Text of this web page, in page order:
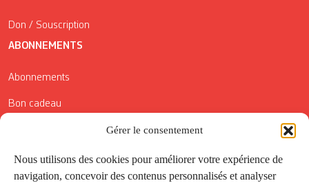
Gérer le consentement
Nous utilisons des cookies pour améliorer votre expérience de
navigation, concevoir des contenus personnalisés et analyser
Don / Souscription
ABONNEMENTS
Abonnements
Bon cadeau
Conditions générales de vente
Réductions de la Carte Côté Courrier